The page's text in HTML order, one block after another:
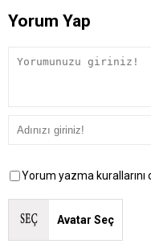
Yorum Yap
Yorum yazma
Avatar Seç